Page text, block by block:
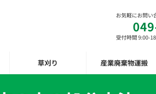
お気軽にお問い
受付時間 9:00-
草刈り 産業廃棄物運搬